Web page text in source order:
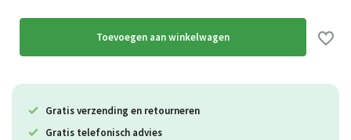
Uitverkocht
Toevoegen aan winkelwagen
Gratis verzending en retourneren
Gratis telefonisch advies